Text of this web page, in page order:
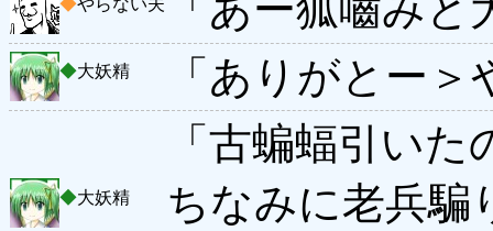
◆大妖精 「ありがとー
◆大妖精
「古蝙蝠引い
ちなみに老兵騙